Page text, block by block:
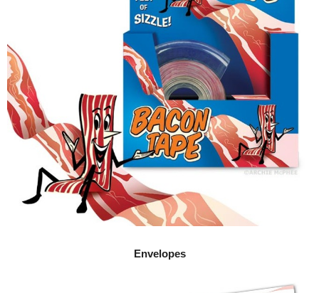
Envelopes